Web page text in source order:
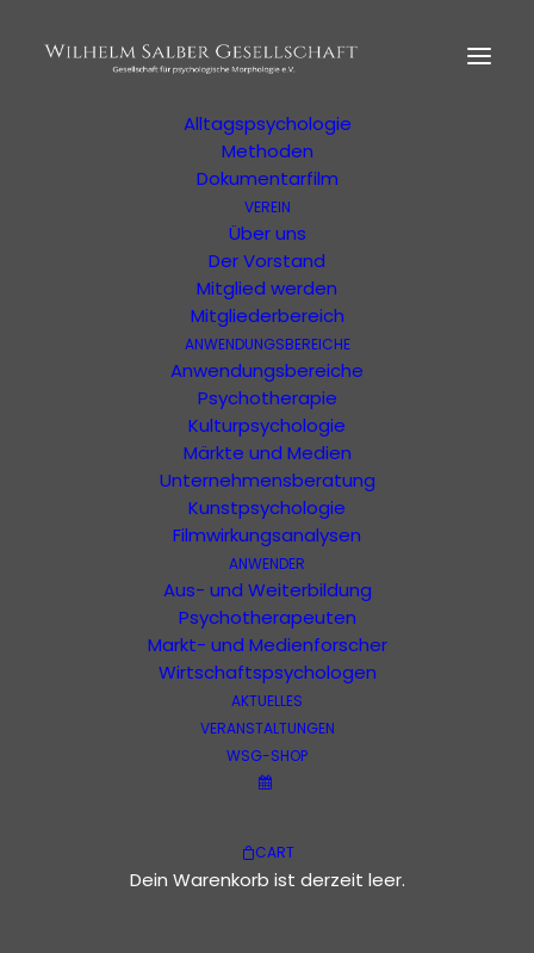
MORPHOLOGIE
Der Begründer
Alltagspsychologie
Methoden
Dokumentarfilm
VEREIN
Über uns
Der Vorstand
Mitglied werden
Mitgliederbereich
ANWENDUNGSBEREICHE
Anwendungsbereiche
Psychotherapie
Kulturpsychologie
Märkte und Medien
Unternehmensberatung
Kunstpsychologie
Filmwirkungsanalysen
ANWENDER
Aus- und Weiterbildung
Psychotherapeuten
Markt- und Medienforscher
Wirtschaftspsychologen
AKTUELLES
VERANSTALTUNGEN
WSG-SHOP
CART
Dein Warenkorb ist derzeit leer.
Ihre Suchergebnisse
Ergebnisse Ihrer Suche oder Ihres Filters
Lockdown